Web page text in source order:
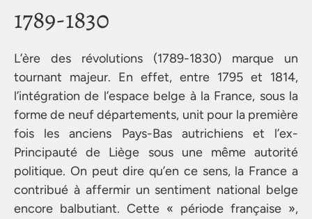
1789-1830
L’ère des révolutions (1789-1830) marque un
tournant majeur. En effet, entre 1795 et 1814,
l’intégration de l’espace belge à la France, sous la
forme de neuf départements, unit pour la première
fois les anciens Pays-Bas autrichiens et l’ex-
Principauté de Liège sous une même autorité
politique. On peut dire qu’en ce sens, la France a
contribué à affermir un sentiment national belge
encore balbutiant. Cette « période française »,